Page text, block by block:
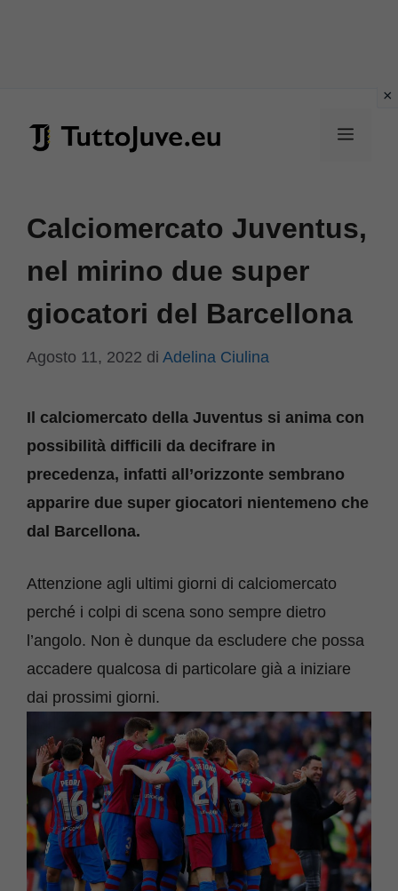
Menu
Calciomercato Juventus,
nel mirino due super
giocatori del Barcellona
Agosto 11, 2022 di Adelina Ciulina
Il calciomercato della Juventus si anima con
possibilità difficili da decifrare in
precedenza, infatti all’orizzonte sembrano
apparire due super giocatori nientemeno che
dal Barcellona.
Attenzione agli ultimi giorni di calciomercato
perché i colpi di scena sono sempre dietro
l’angolo. Non è dunque da escludere che possa
accadere qualcosa di particolare già a iniziare
dai prossimi giorni.